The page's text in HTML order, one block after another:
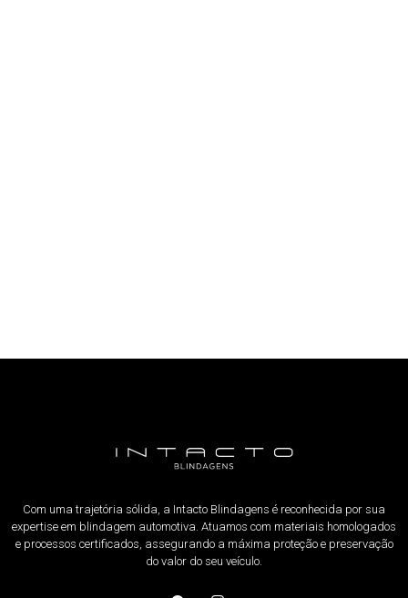
Com uma trajetória sólida, a Intacto Blindagens é reconhecida por sua
expertise em blindagem automotiva. Atuamos com materiais homologados
e processos certificados, assegurando a máxima proteção e preservação
do valor do seu veículo.